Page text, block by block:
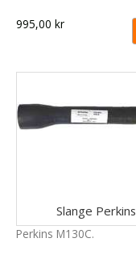
995,00 kr
Slange Perkins
Perkins M130C.